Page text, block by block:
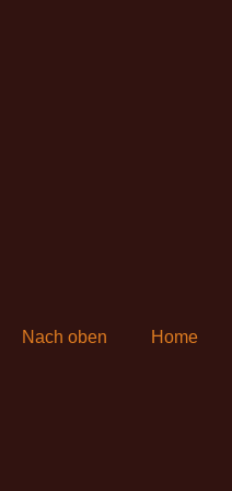
Nach oben Home